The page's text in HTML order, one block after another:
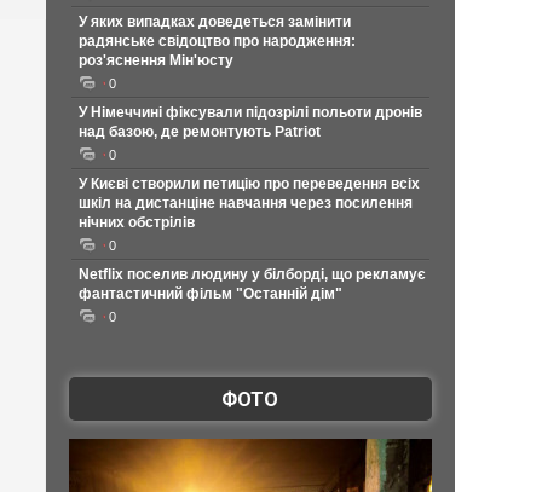
У яких випадках доведеться замінити
радянське свідоцтво про народження:
роз'яснення Мін'юсту
0
У Німеччині фіксували підозрілі польоти дронів
над базою, де ремонтують Patriot
0
У Києві створили петицію про переведення всіх
шкіл на дистанціне навчання через посилення
нічних обстрілів
0
Netflix поселив людину у білборді, що рекламує
фантастичний фільм "Останній дім"
0
ФОТО